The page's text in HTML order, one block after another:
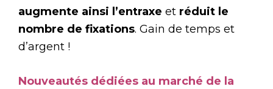
augmente ainsi l’entraxe et réduit le
nombre de fixations. Gain de temps et
d’argent !
Nouveautés dédiées au marché de la